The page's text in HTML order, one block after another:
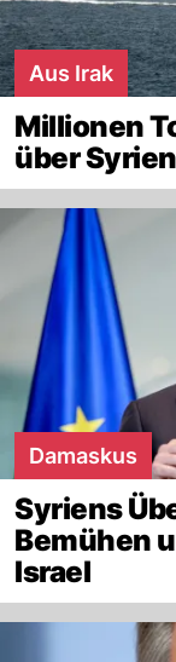
Aus Irak
Millionen
über
Damaskus
Syriens
Bemühen
Israel